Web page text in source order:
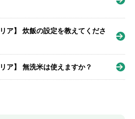
ア】 炊飯の設定を教えてくださ
ア】 無洗米は使えますか？